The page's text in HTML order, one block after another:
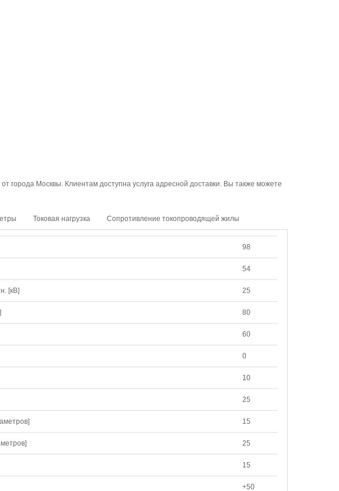
города Москвы. Клиентам доступна услуга адресной доставки. Вы также можете
Токовая нагрузка Сопротивление токопроводящей жилы
98
54
[кВ] 25
80
60
0
10
25
15
25
15
+50